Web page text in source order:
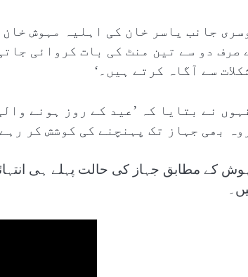
جانب یاسر خان کی اہلیہ مہوش
صرف دو سے تین منٹ کی بات کروائی
سے آگاہ کرتے ہیں۔‘
نے بتایا کہ ’عید کے روز ہونے
بھی جہاز تک پہنچنے کی کوشش کر
کے مطابق جہاز کی حالت پہلے ہی